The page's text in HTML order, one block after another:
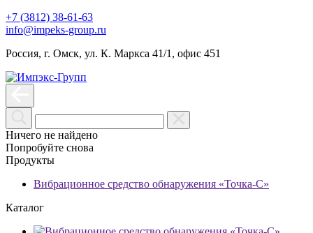
+7 (3812) 38-61-63
info@impeks-group.ru
Россия, г. Омск, ул. К. Маркса 41/1, офис 451
Ничего не найдено
Попробуйте снова
Продукты
Вибрационное средство обнаружения «Точка-С»
Каталог